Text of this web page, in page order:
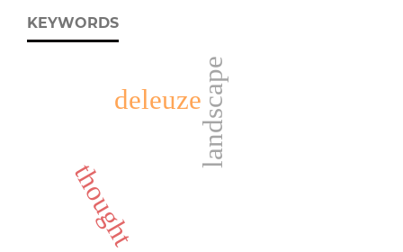
KEYWORDS
deleuzelandscape
thought